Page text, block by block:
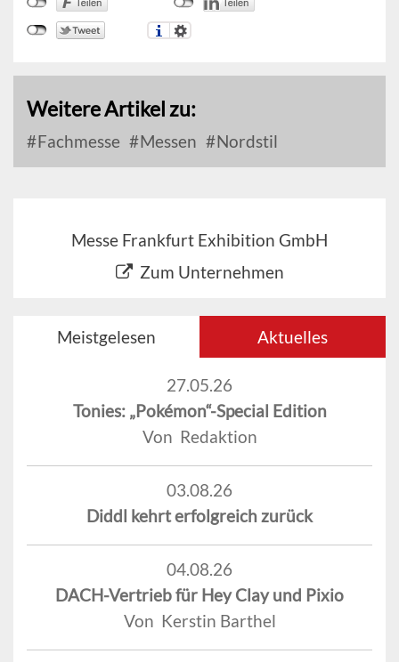
Weitere Artikel zu:
Fachmesse Messen Nordstil
Messe Frankfurt Exhibition GmbH
Zum Unternehmen
Meistgelesen Aktuelles
27.05.26
Tonies: „Pokémon“-Special Edition
Von Redaktion
03.08.26
Diddl kehrt erfolgreich zurück
04.08.26
DACH-Vertrieb für Hey Clay und Pixio
Von Kerstin Barthel